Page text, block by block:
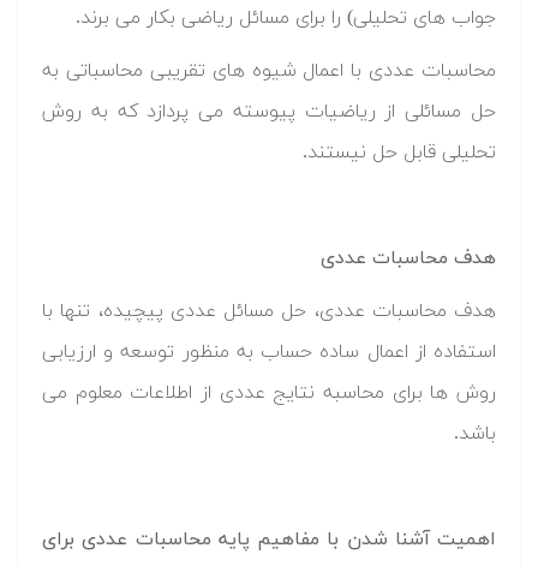
جواب های تحلیلی) را برای مسائل ریاضی بکار می برند.
محاسبات عددی با اعمال شیوه های تقریبی محاسباتی به
حل مسائلی از ریاضیات پیوسته می پردازد که به روش
تحلیلی قابل حل نیستند.
هدف محاسبات عددی
هدف محاسبات عددی، حل مسائل عددی پیچیده، تنها با
استفاده از اعمال ساده حساب به منظور توسعه و ارزیابی
روش ها برای محاسبه نتایج عددی از اطلاعات معلوم می
باشد.
اهمیت آشنا شدن با مفاهیم پایه محاسبات عددی برای